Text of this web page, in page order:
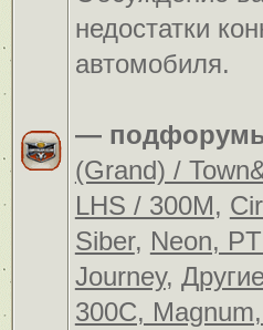
недостатки
автомобиля.
—
(Grand) /
LHS / 300M,
Siber, Neon,
Journey,
300C,